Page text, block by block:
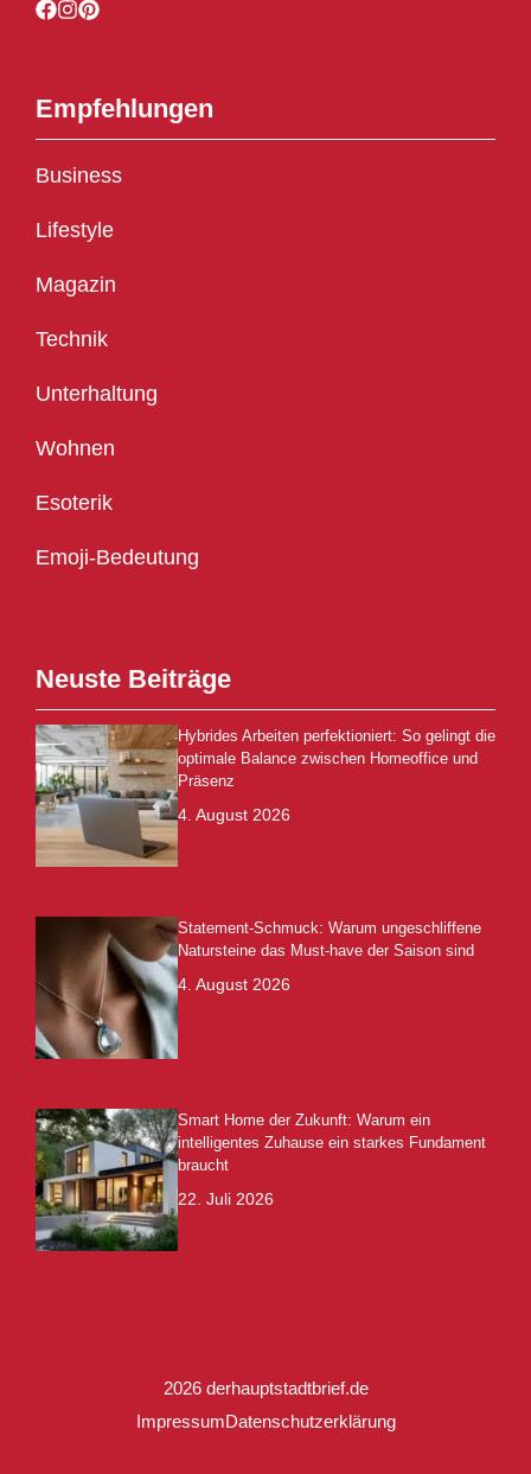
Empfehlungen
Business
Lifestyle
Magazin
Technik
Unterhaltung
Wohnen
Esoterik
Emoji-Bedeutung
Neuste Beiträge
Hybrides Arbeiten perfektioniert: So gelingt die
optimale Balance zwischen Homeoffice und
Präsenz
4. August 2026
Statement-Schmuck: Warum ungeschliffene
Natursteine das Must-have der Saison sind
4. August 2026
Smart Home der Zukunft: Warum ein
intelligentes Zuhause ein starkes Fundament
braucht
22. Juli 2026
2026 derhauptstadtbrief.de
ImpressumDatenschutzerklärung